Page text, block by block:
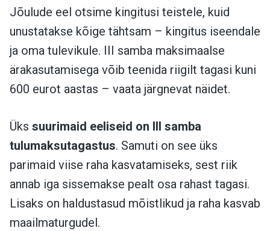
Jõulude eel otsime kingitusi teistele, kuid
unustatakse kõige tähtsam – kingitus iseendale
ja oma tulevikule. III samba maksimaalse
ärakasutamisega võib teenida riigilt tagasi kuni
600 eurot aastas – vaata järgnevat näidet.
Üks suurimaid eeliseid on III samba
tulumaksutagastus. Samuti on see üks
parimaid viise raha kasvatamiseks, sest riik
annab iga sissemakse pealt osa rahast tagasi.
Lisaks on haldustasud mõistlikud ja raha kasvab
maailmaturgudel.